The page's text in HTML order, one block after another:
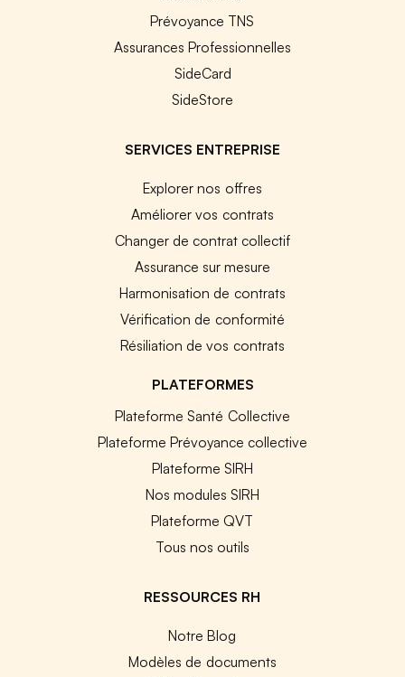
Prévoyance TNS
Assurances Professionnelles
SideCard
SideStore
SERVICES ENTREPRISE
Explorer nos offres
Améliorer vos contrats
Changer de contrat collectif
Assurance sur mesure
Harmonisation de contrats
Vérification de conformité
Résiliation de vos contrats
PLATEFORMES
Plateforme Santé Collective
Plateforme Prévoyance collective
Plateforme SIRH
Nos modules SIRH
Plateforme QVT
Tous nos outils
RESSOURCES RH
Notre Blog
Modèles de documents